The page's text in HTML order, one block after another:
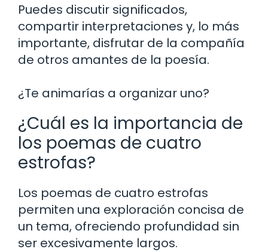
Puedes discutir significados,
compartir interpretaciones y, lo más
importante, disfrutar de la compañía
de otros amantes de la poesía.
¿Te animarías a organizar uno?
¿Cuál es la importancia de
los poemas de cuatro
estrofas?
Los poemas de cuatro estrofas
permiten una exploración concisa de
un tema, ofreciendo profundidad sin
ser excesivamente largos.